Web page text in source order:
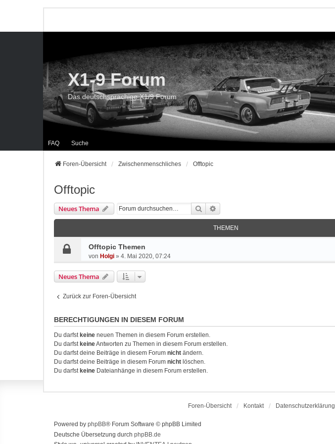
FAQ Suche
X1-9 Forum
Das deutschsprachige X1/9 Forum
Foren-Übersicht Zwischenmenschliches Offtopic
Offtopic
Neues Thema Suche
THEMEN
Offtopic Themen
von Holgi » 4. Mai 2020, 07:24
Neues Thema
Zurück zur Foren-Übersicht
BERECHTIGUNGEN IN DIESEM FORUM
Du darfst keine neuen Themen in diesem Forum erstellen.
Du darfst keineAntworten zu Themen in diesem Forum erstellen.
Du darfst deine Beiträge in diesem Forum nicht ändern.
Du darfst deine Beiträge in diesem Forum nicht löschen.
Du darfst keine Dateianhänge in diesem Forum erstellen.
Foren-Übersicht Kontakt Datenschutzerklärung
Powered by phpBB® Forum Software © phpBB Limited
Deutsche Übersetzung durch phpBB.de